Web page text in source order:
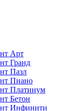
Арт
Гранд
Пазл
Пиано
Платинум
Бетон
Инфинити